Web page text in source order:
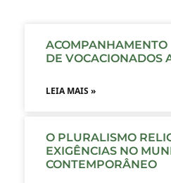
ACOMPANHAMENTO
DE VOCACIONADOS
LEIA MAIS »
O PLURALISMO
EXIGÊNCIAS NO
CONTEMPORÂNEO